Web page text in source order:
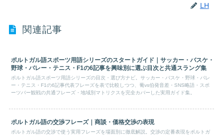
LH
関連記事
ポルトガル語スポーツ用語シリーズのスタートガイド｜サッカー・バスケ・
野球・バレー・テニス・F1の6記事を興味別に選ぶ目次と共通スラング集
ポルトガル語スポーツ用語シリーズの目次・選び方ナビ。サッカー・バスケ・野球・バレ
ー・テニス・F1の6記事代表フレーズを表で比較しつつ、葡vs伯発音差・SNS略語・スポ
ーツバー観戦の共通フレーズ・地域別マトリクスを完全カバーした実用ガイド集。
ポルトガル語の交渉フレーズ｜商談・価格交渉の表現
ポルトガル語の交渉で使う実用フレーズを場面別に徹底解説。交渉の定番表現をポルトガ